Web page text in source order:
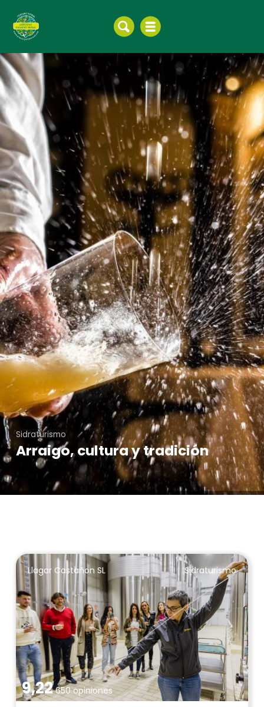
Sidraturismo
Arraigo, cultura y tradición
Llagar Castañon SL Sidraturismo
9,22650 opiniones